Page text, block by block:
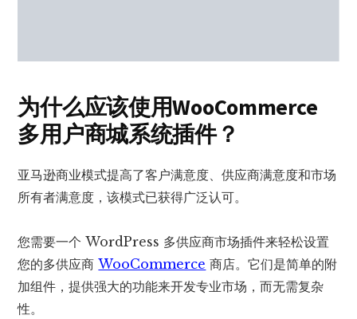
为什么应该使用WooCommerce
多用户商城系统插件？
亚马逊商业模式提高了客户满意度、供应商满意度和市场
所有者满意度，该模式已获得广泛认可。
您需要一个 WordPress 多供应商市场插件来轻松设置
您的多供应商WooCommerce 商店。它们是简单的附
加组件，提供强大的功能来开发专业市场，而无需复杂
性。